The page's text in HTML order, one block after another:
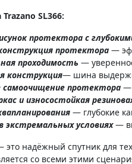
SL366:
протектора с
протектора —
проходимость —
конструкция— шина
протектора —
и износостойкая
— глубокие
экстремальных условиях—
это надёжный спутник для
со всеми этими